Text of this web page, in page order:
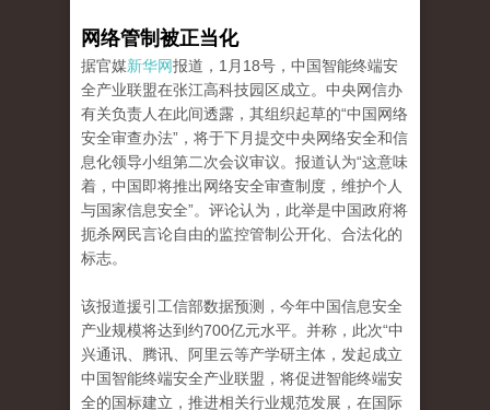
网络管制被正当化
据官媒新华网报道，1月18号，中国智能终端安
全产业联盟在张江高科技园区成立。中央网信办
有关负责人在此间透露，其组织起草的“中国网络
安全审查办法”，将于下月提交中央网络安全和信
息化领导小组第二次会议审议。报道认为“这意味
着，中国即将推出网络安全审查制度，维护个人
与国家信息安全”。评论认为，此举是中国政府将
扼杀网民言论自由的监控管制公开化、合法化的
标志。
该报道援引工信部数据预测，今年中国信息安全
产业规模将达到约700亿元水平。并称，此次“中
兴通讯、腾讯、阿里云等产学研主体，发起成立
中国智能终端安全产业联盟，将促进智能终端安
全的国标建立，推进相关行业规范发展，在国际